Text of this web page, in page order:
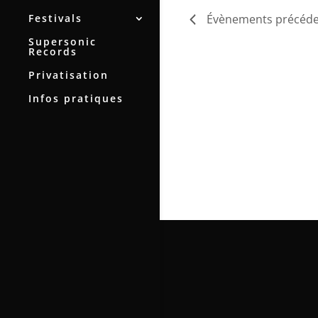
Festivals
Supersonic
Records
Privatisation
Infos pratiques
Évènements